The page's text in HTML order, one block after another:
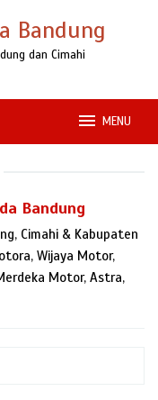
Bandung
dan Cimahi
MENU
Bandung
Cimahi & Kabupaten
Wijaya Motor,
Motor, Astra,